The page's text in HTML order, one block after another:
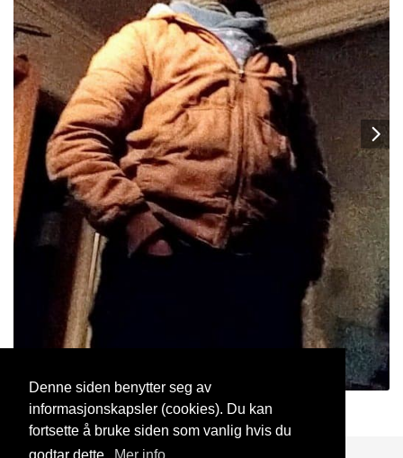
Denne siden benytter seg av
informasjonskapsler (cookies). Du kan
fortsette å bruke siden som vanlig hvis du
Rembrandt1956 26 Mai, 2020